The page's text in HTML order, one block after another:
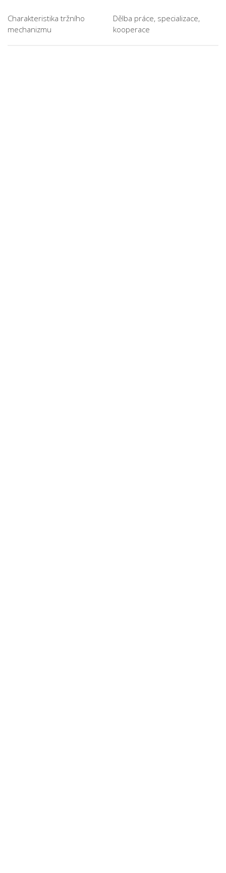
Charakteristika tržního
mechanizmu
Dělba práce, specializace,
kooperace